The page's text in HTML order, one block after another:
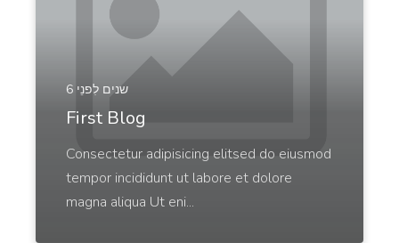
Product Name Generator
Create creative product names from examples
words.
6 שנים לִפנֵי
First Blog
Consectetur adipisicing elitsed do eiusmod
tempor incididunt ut labore et dolore
magna aliqua Ut eni...